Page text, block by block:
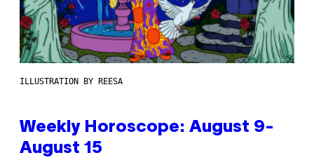
ILLUSTRATION BY REESA
Weekly Horoscope: August 9-
August 15